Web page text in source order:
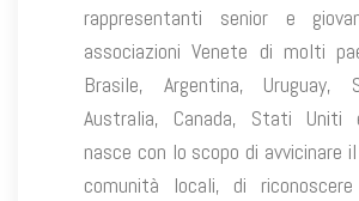
rappresentanti senior e
associazioni Venete di molti
Brasile, Argentina, Uruguay,
Australia, Canada, Stati Uniti
nasce con lo scopo di avvicinare
comunità locali, di